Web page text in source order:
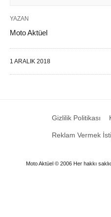
YAZAN
Moto Aktüel
1 ARALIK 2018
Gizlilik Politikası
Reklam Vermek
Moto Aktüel © 2006 Her hakkı